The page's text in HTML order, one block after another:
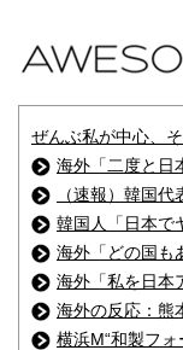
ぜんぶ私が中心、
海外「二度と日
（速報）韓国
韓国人「日本で
海外「どの国も
海外「私を日本
海外の反応：熊
横浜M“和製フ